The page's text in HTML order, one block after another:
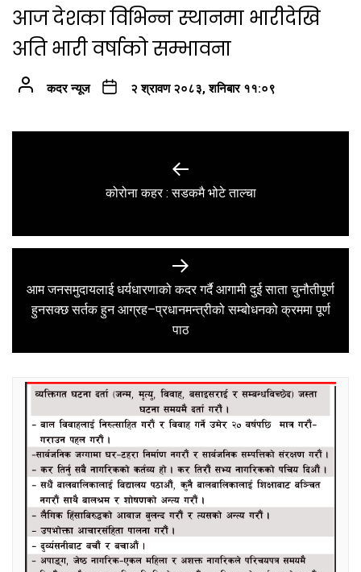
आज देशका विभिन्न स्थानमा भारीदेखि
अति भारी वर्षाको सम्भावना
कदर न्यूज २ श्रावण २०८३, शनिबार ११:०९
Previous
कोरोना कहर : सडकमै भोटे ताल्चा
Next
post:
आम जनसमुदायलाई धर्यधारणाको कदर गर्दै आगामी दुई साता चुनौतीपूर्ण
हुनसक्छ सर्तक हुन आग्रह–प्रधानमन्त्रीको सम्बोधनको क्रममा पूर्ण
पाठ